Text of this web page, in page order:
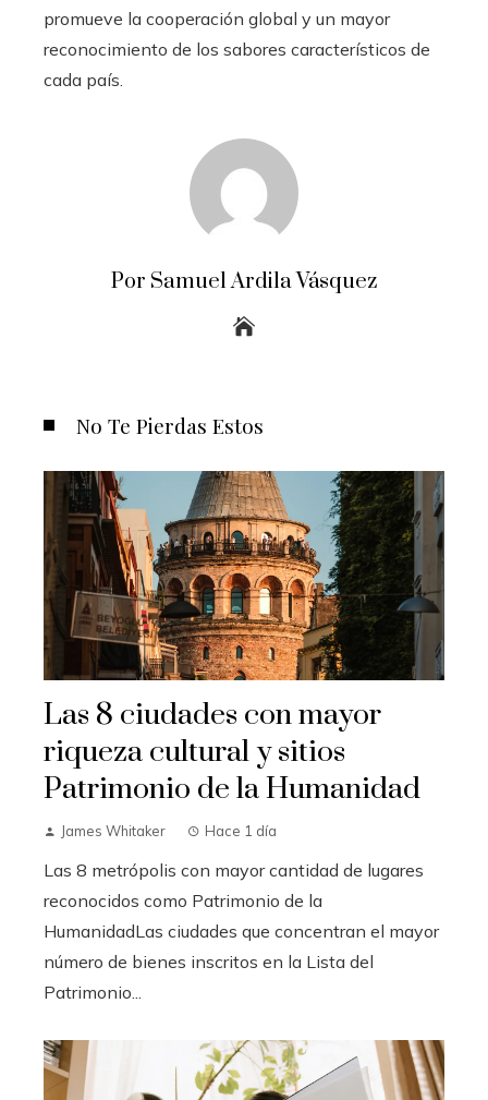
promueve la cooperación global y un mayor
reconocimiento de los sabores característicos de
cada país.
Por Samuel Ardila Vásquez
No Te Pierdas Estos
Las 8 ciudades con mayor
riqueza cultural y sitios
Patrimonio de la Humanidad
James Whitaker Hace 1 día
Las 8 metrópolis con mayor cantidad de lugares
reconocidos como Patrimonio de la
HumanidadLas ciudades que concentran el mayor
número de bienes inscritos en la Lista del
Patrimonio...